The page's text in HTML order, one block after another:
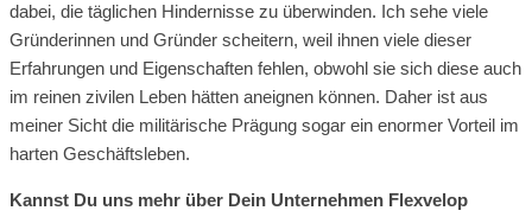
dabei, die täglichen Hindernisse zu überwinden. Ich sehe viele
Gründerinnen und Gründer scheitern, weil ihnen viele dieser
Erfahrungen und Eigenschaften fehlen, obwohl sie sich diese auch
im reinen zivilen Leben hätten aneignen können. Daher ist aus
meiner Sicht die militärische Prägung sogar ein enormer Vorteil im
harten Geschäftsleben.
Kannst Du uns mehr über Dein Unternehmen Flexvelop